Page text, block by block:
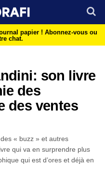
papier ! Abonnez-vous ou
chat.
son livre
des
des ventes
« buzz » et autres
qui va en surprendre plus
qui est d’ores et déjà en